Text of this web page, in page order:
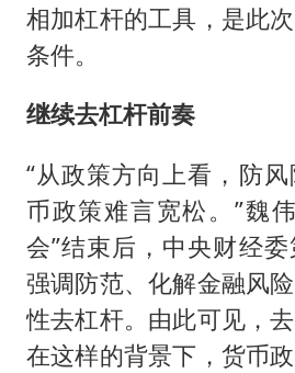
相加杠杆的工具，是此
条件。
继续去杠杆前奏
“从政策方向上看，防
币政策难言宽松。”魏
会”结束后，中央财经
强调防范、化解金融风
性去杠杆。由此可见，
在这样的背景下，货币